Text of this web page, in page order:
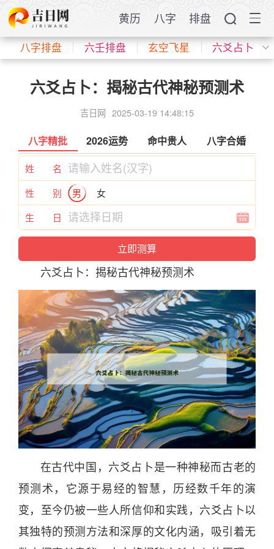
黄历 八字 排盘
八字排盘 六壬排盘 玄空飞星 六爻占卜
六爻占卜：揭秘古代神秘预测术
吉日网 2025-03-19 14:48:15
八字精批 2026运势 命中贵人 八字合婚
姓 名
性 别
男
女
生 日
六爻占卜：揭秘古代神秘预测术
在古代中国， 六爻占卜是一种神秘而古老的
预测术，它源于易经的智慧，历经数千年的演
变，至今仍被一些人所信仰和实践， 六爻占卜以
其独特的预测方法和深厚的文化内涵，吸引着无